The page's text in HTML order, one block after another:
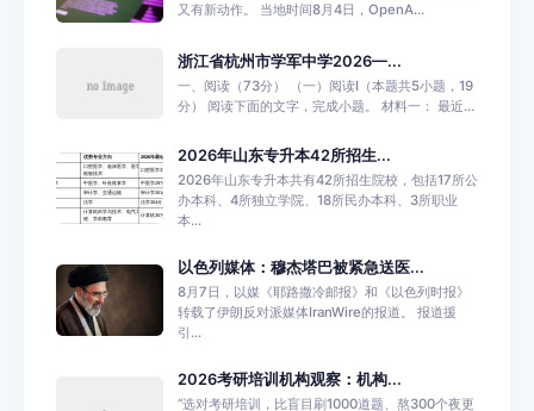
又有新动作。 当地时间8月4日，OpenA...
浙江省杭州市学军中学2026—...
一、阅读（73分） （一）阅读Ⅰ（本题共5小题，19
分） 阅读下面的文字，完成小题。 材料一： 最近...
2026年山东专升本42所招生...
2026年山东专升本共有42所招生院校，包括17所公
办本科、4所独立学院、18所民办本科、3所职业
本...
以色列媒体：穆杰塔巴被紧急送医...
8月7日，以媒《耶路撒冷邮报》和《以色列时报》
转载了伊朗反对派媒体IranWire的报道。 报道援
引...
2026考研培训机构观察：机构...
“选对考研培训，比盲目刷1000道题、熬300个夜更